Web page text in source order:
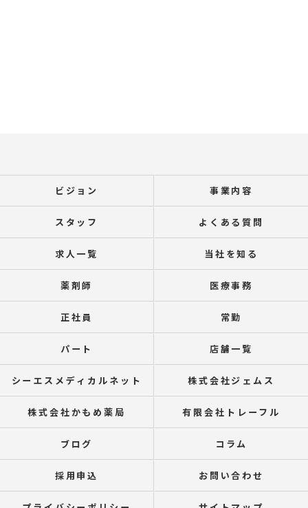
ビジョン 事業内容
スタッフ よくある質問
求人一覧 当社を知る
薬剤師 医療事務
正社員 常勤
パート 店舗一覧
シーエスメディカルネット 株式会社ジェムス
株式会社かもめ薬局 有限会社トレーフル
ブログ コラム
採用申込 お問い合わせ